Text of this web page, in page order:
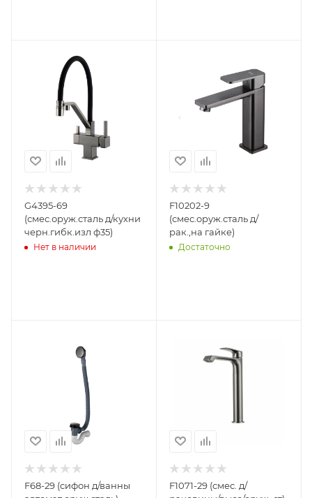
G4395-69
(смес.оруж.сталь д/кухни
черн.гибк.изл ф35)
Нет в наличии
F10202-9
(смес.оруж.сталь д/
рак.,на гайке)
Достаточно
F68-29 (cифон д/ванны
F1071-29 (смес. д/